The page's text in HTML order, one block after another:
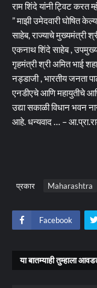
राम शिंदे यांनी ट्विट करत
” माझी उमेदवारी घोषित
साहेब, राज्याचे मुख्यमंत्री
एकनाथ शिंदे साहेब ,
गृहमंत्री श्री अमित भाई शहा
नड्डाजी , भारतीय जनता
एनडीएचे आणि महायुतीचे
उद्या सकाळी विधान भवन
आहे. धन्यवाद … –
प्रकार Maharashtra
Facebook
या बातम्याही तुम्हाला